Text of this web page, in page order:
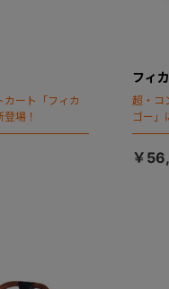
ート「フィカ
場！
フィ
超・コ
ゴー」
￥